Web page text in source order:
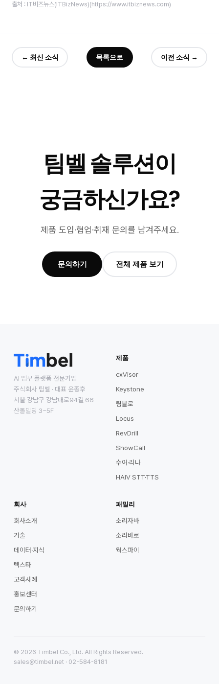
출처 : IT비즈뉴스(ITBizNews)(https://www.itbiznews.com)
← 최신 소식 목록으로 이전 소식 →
팀벨 솔루션이
궁금하신가요?
제품 도입·협업·취재 문의를 남겨주세요.
문의하기 전체 제품 보기
AI 업무 플랫폼 전문기업
주식회사 팀벨 · 대표 윤종후
서울 강남구 강남대로94길 66
산돌빌딩 3~5F
제품
cxVisor
Keystone
팀블로
Locus
RevDrill
ShowCall
수어·리나
HAIV STT·TTS
회사
회사소개
기술
데이터·지식
텍스타
고객사례
홍보센터
문의하기
패밀리
소리자바
소리바로
웍스파이
© 2026 Timbel Co., Ltd. All Rights Reserved.
sales@timbel.net · 02-584-8181